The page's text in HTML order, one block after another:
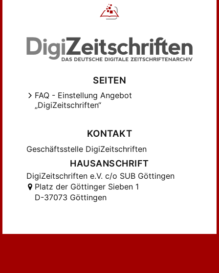
SEITEN
FAQ - Einstellung Angebot
„DigiZeitschriften“
KONTAKT
Geschäftsstelle DigiZeitschriften
HAUSANSCHRIFT
DigiZeitschriften e.V. c/o SUB Göttingen
Platz der Göttinger Sieben 1
D-37073 Göttingen